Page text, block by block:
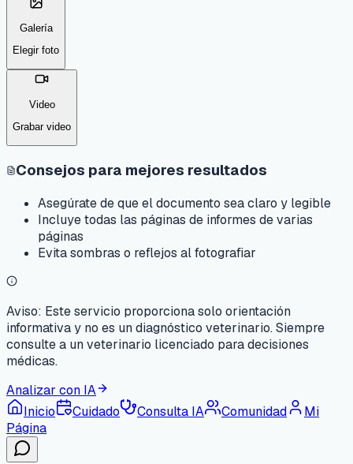
Galería
Elegir foto
Video
Grabar video
Consejos para mejores resultados
Asegúrate de que el documento sea claro y legible
Incluye todas las páginas de informes de varias
páginas
Evita sombras o reflejos al fotografiar
Aviso: Este servicio proporciona solo orientación
informativa y no es un diagnóstico veterinario. Siempre
consulte a un veterinario licenciado para decisiones
médicas.
Analizar con IA
Inicio
Cuidado Consulta IA Comunidad
Mi
Página